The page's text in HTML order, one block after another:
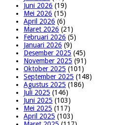
Juni 2026 (19)
Mei 2026 (15)
April 2026 (6)
Maret 2026 (21)
Februari 2026 (5)
Januari 2026 (9)
Desember 2025 (45)
November 2025 (91)
Oktober 2025 (101)
September 2025 (148)
Agustus 2025 (186)
Juli 2025 (146)
Juni 2025 (103)
Mei 2025 (117)
April 2025 (103)